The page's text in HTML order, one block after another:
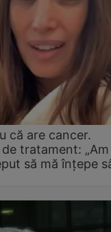
că are cancer.
tratament:
să mă înțepe